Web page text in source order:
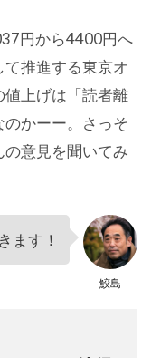
円から4400円へ
推進する東京オ
値上げは「読者離
かーー。さっそ
の意見を聞いてみ
鮫島
ます！